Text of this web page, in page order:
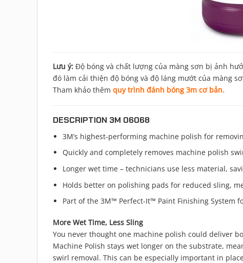
Lưu ý: Độ bóng và chất lượng của màng sơn bị ảnh
đó làm cải thiện độ bóng và độ láng mướt của màng
Tham khảo thêm quy trình đánh bóng 3m cơ bản.
DESCRIPTION 3M 06068
3M’s highest-performing machine polish for
Quickly and completely removes machine polish
Longer wet time – technicians use less material,
Holds better on polishing pads for reduced sling,
Part of the 3M™ Perfect-It™ Paint Finishing System
More Wet Time, Less Sling
You never thought one machine polish could deliver
Machine Polish stays wet longer on the substrate,
swirl removal. This can be especially important in